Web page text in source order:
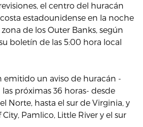
el centro del huracán
estadounidense en la noche
de los Outer Banks, según
boletín de las 5:00 hora local
emitido un aviso de huracán -
próximas 36 horas- desde
Norte, hasta el sur de Virginia, y
Pamlico, Little River y el sur